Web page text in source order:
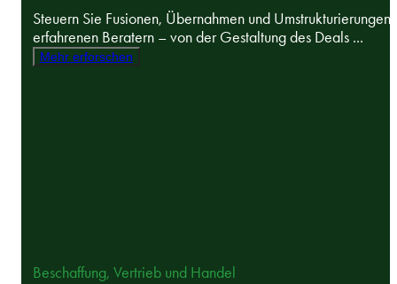
Steuern Sie Fusionen, Übernahmen und Umstrukturierungen
erfahrenen Beratern – von der Gestaltung des Deals ...
Mehr erforschen
Beschaffung, Vertrieb und Handel